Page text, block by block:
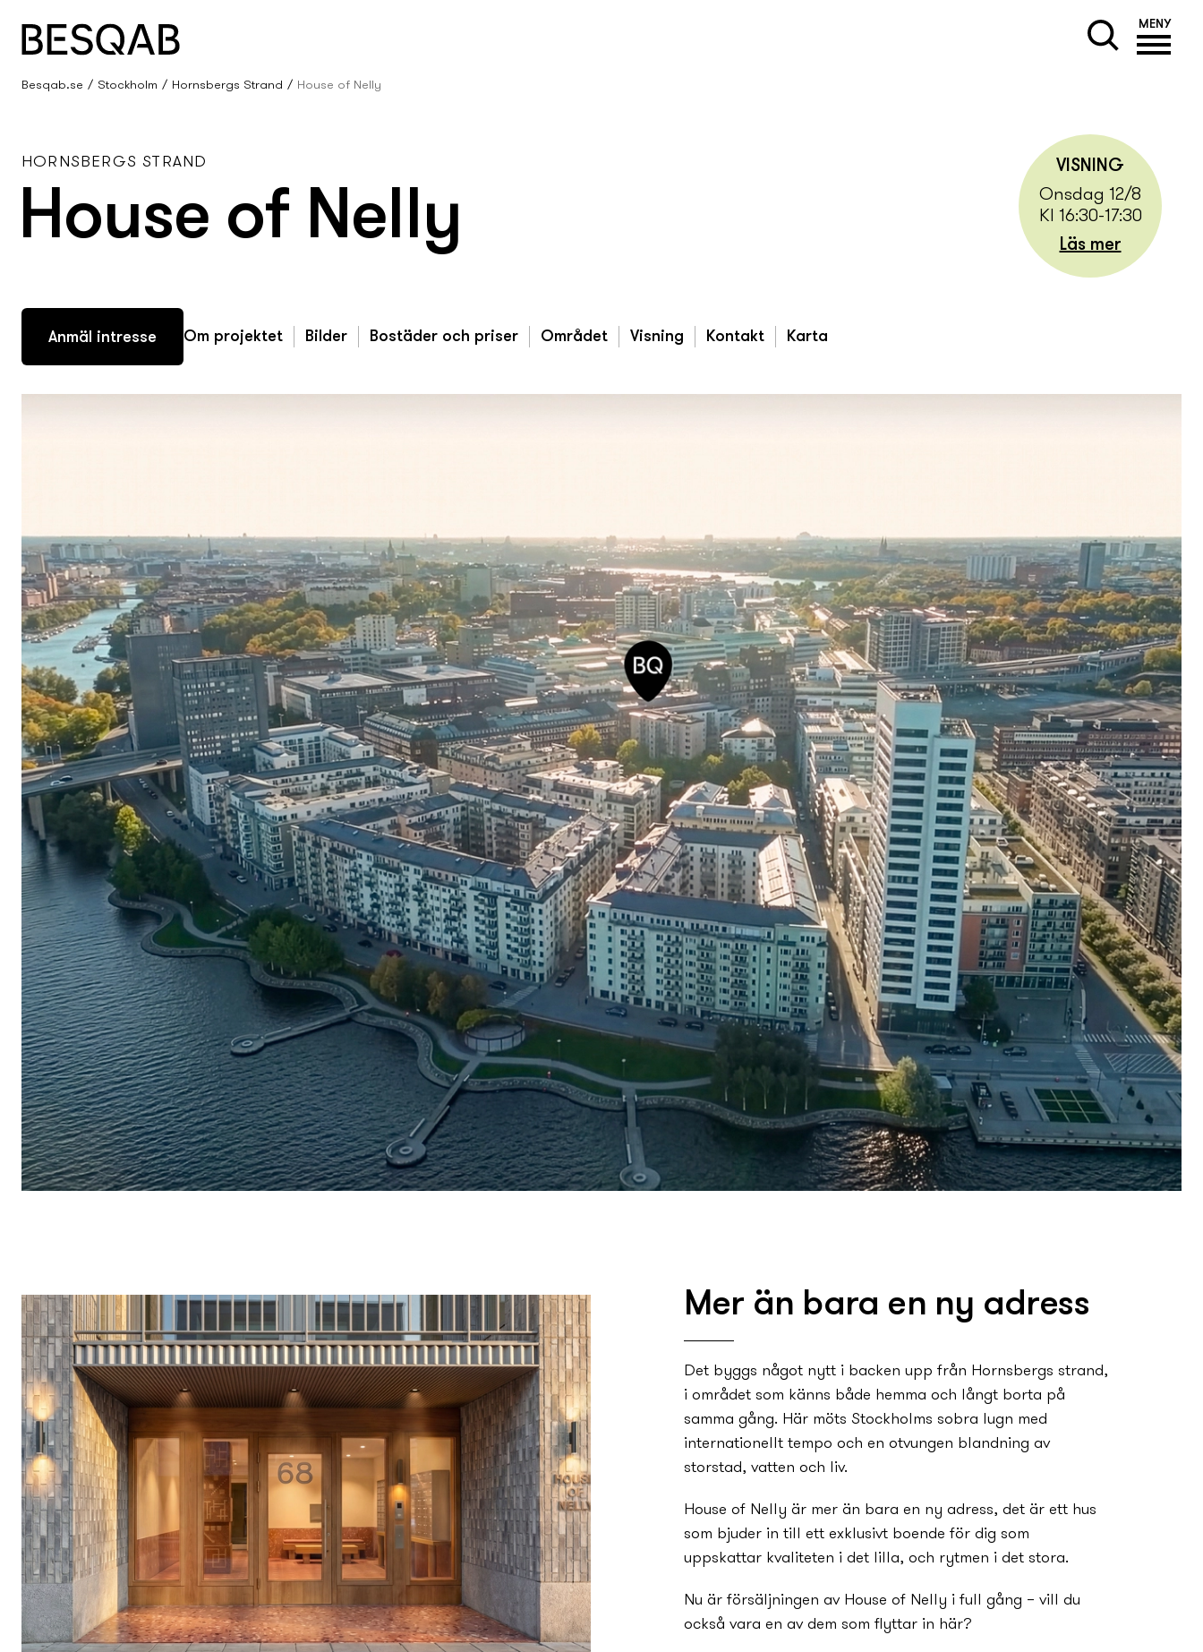
MENY
Besqab.se Stockholm Hornsbergs Strand House of Nelly
HORNSBERGS STRAND
House of Nelly
VISNING
Onsdag 12/8
Kl 16:30-17:30
Läs mer
Anmäl intresse Om projektet Bilder Bostäder och priser Området Visning Kontakt Karta
Mer än bara en ny­­­­­­­­ adress
Det byggs något ny­­­­­­­­tt i backen upp från Hornsbergs strand,
i området som känns både hemma och långt borta på
samma gång. Här möts Stockholms sobra lugn med
internationellt tempo och en otvungen blandning av
storstad, vatten och liv.
House of Nelly är mer än bara en ny­­­­­­­­­­­ adress, det är ett hus
som bjuder in till ett exklusivt boende för dig som
uppskattar kvaliteten i det lilla, och rytmen i det stora.
Nu är försäljningen av House of Nelly i full gång – vill du
också vara en av dem som flyttar in här?